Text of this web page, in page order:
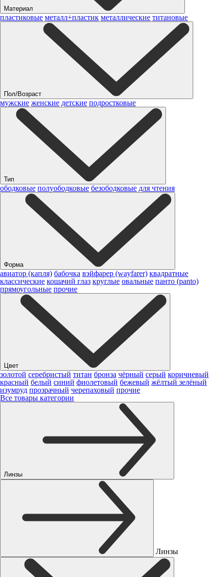
Материал
пластиковые металл+пластик металлические титановые
Пол/Возраст
мужские женские детские подростковые
Тип
ободковые полуободковые безободковые для чтения
Форма
авиатор (капля) бабочка вэйфарер (wayfarer) квадратные
классические кошачий глаз круглые овальные панто (panto)
прямоугольные прочие
Цвет
золотой серебристый титан бронза чёрный серый коричневый
красный белый синий фиолетовый бежевый жёлтый зелёный
изумруд прозрачный черепаховый прочие
Все товары категории
Линзы
Линзы